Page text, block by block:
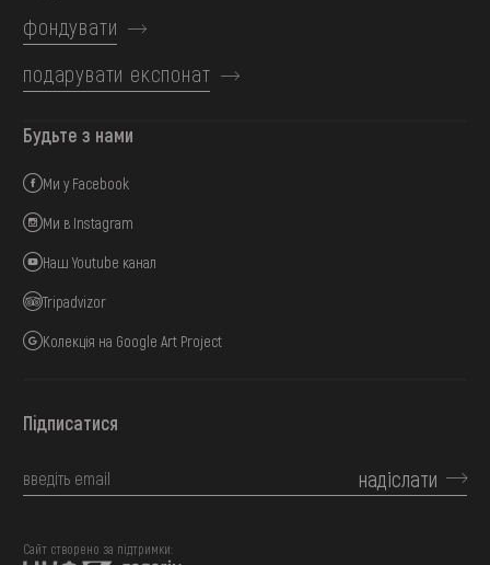
фондувати
подарувати експонат
Будьте з нами
Ми у Facebook
Ми в Instagram
Наш Youtube канал
Tripadvizor
Колекція на Google Art Project
Підписатися
надіслати
Сайт створено за підтримки: